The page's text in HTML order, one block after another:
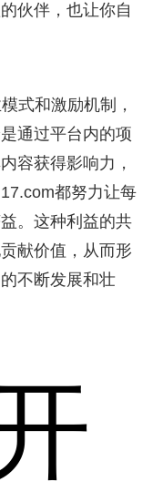
伙伴，也让你自
式和激励机制，
通过平台内的项
容获得影响力，
都努力让每
。这种利益的共
献价值，从而形
不断发展和壮